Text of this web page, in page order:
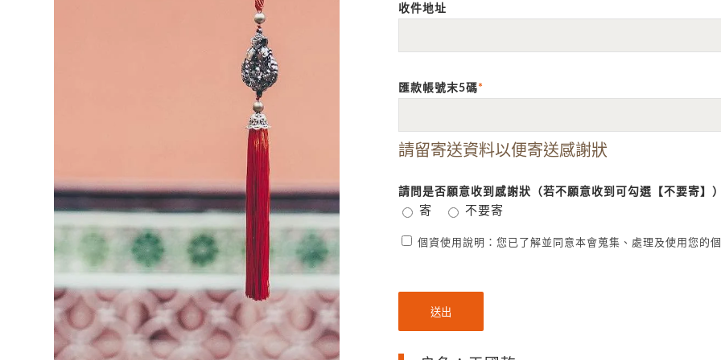
收件地址
匯款帳號末5碼*
請留寄送資料以便寄送感謝狀
請問是否願意收到感謝狀（若不願意收到可勾選【不要寄】）
寄 不要寄
個資使用說明：您已了解並同意本會蒐集、處理及使用您的個